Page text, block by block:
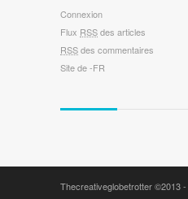
Connexion
Flux RSSdes articles
RSSdes commentaires
Site de -FR
Thecreativeglobetrotter©2013 -